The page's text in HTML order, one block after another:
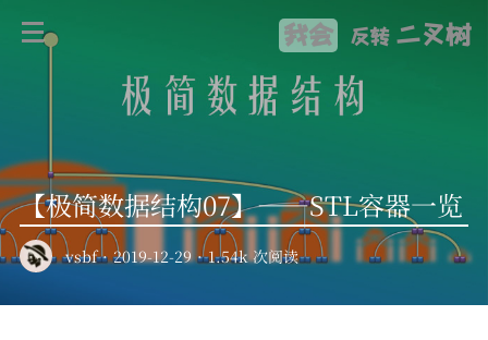
我会 反转 二叉树
【极简数据结构07】——STL容器一览
vsbf · 2019-12-29 · 1.54k 次阅读